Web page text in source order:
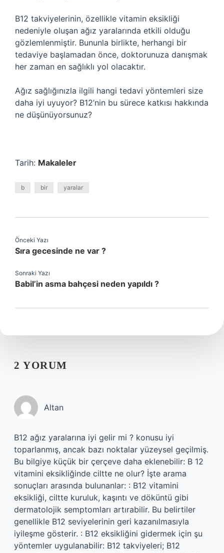
B12 takviyelerinin, özellikle vitamin eksikliği
nedeniyle oluşan ağız yaralarında etkili olduğu
gözlemlenmiştir. Bununla birlikte, herhangi bir
tedaviye başlamadan önce, doktorunuza danışmak
her zaman en sağlıklı yol olacaktır.
Ağız sağlığınızla ilgili hangi tedavi yöntemleri size
daha iyi uyuyor? B12’nin bu sürece katkısı hakkında
ne düşünüyorsunuz?
Tarih: Makaleler
b bir yaralar
Önceki Yazı
Sıra gecesinde ne var ?
Sonraki Yazı
Babil’in asma bahçesi neden yapıldı ?
2 YORUM
Altan
B12 ağız yaralarına iyi gelir mi ? konusu iyi
toparlanmış, ancak bazı noktalar yüzeysel geçilmiş.
Bu bilgiye küçük bir çerçeve daha eklenebilir: B 12
vitamini eksikliğinde ciltte ne olur? İşte arama
sonuçları arasında bulunanlar: : B12 vitamini
eksikliği, ciltte kuruluk, kaşıntı ve döküntü gibi
dermatolojik semptomları artırabilir. Bu belirtiler
genellikle B12 seviyelerinin geri kazanılmasıyla
iyileşme gösterir. : B12 eksikliğini gidermek için şu
yöntemler uygulanabilir: B12 takviyeleri; B12